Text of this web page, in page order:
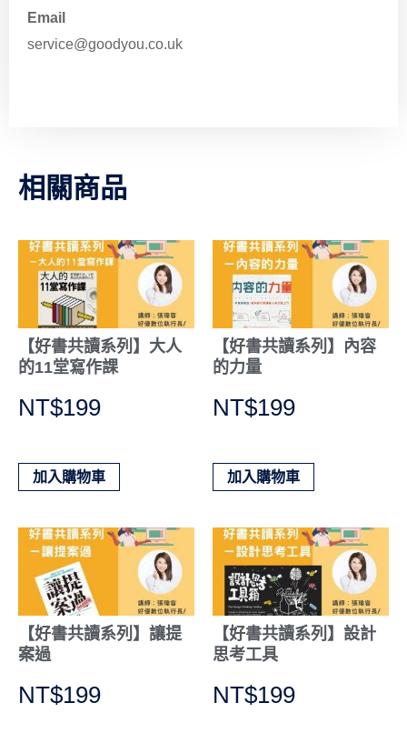
Email
service@goodyou.co.uk
相關商品
【好書共讀系列】大人
的11堂寫作課
NT$199
加入購物車
【好書共讀系列】內容
的力量
NT$199
加入購物車
【好書共讀系列】讓提
案過
NT$199
【好書共讀系列】設計
思考工具
NT$199